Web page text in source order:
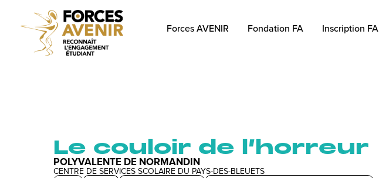
Forces AVENIR Fondation FA Inscription FA
Le couloir de l’horreur
POLYVALENTE DE NORMANDIN
CENTRE DE SERVICES SCOLAIRE DU PAYS-DES-BLEUETS